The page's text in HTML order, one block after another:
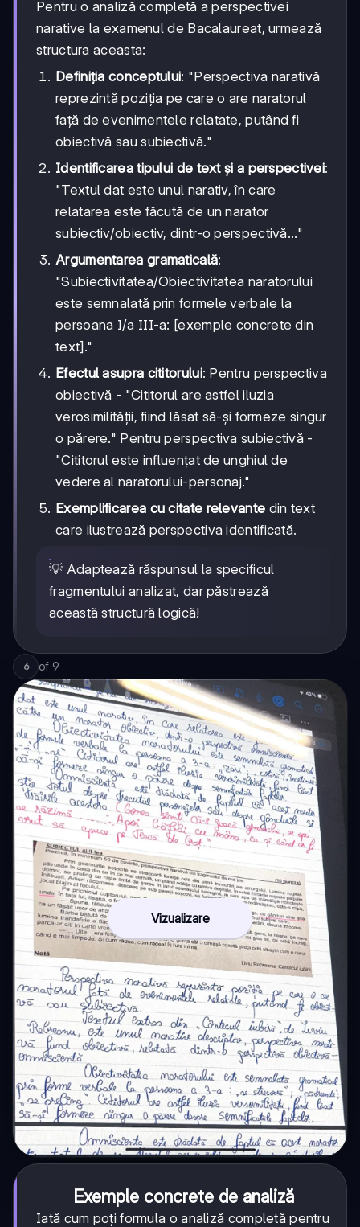
Pentru o analiză completă a perspectivei
narative la examenul de Bacalaureat, urmează
structura aceasta:
Definiția conceptului: "Perspectiva narativă
reprezintă poziția pe care o are naratorul
față de evenimentele relatate, putând fi
obiectivă sau subiectivă."
Identificarea tipului de text și a perspectivei:
"Textul dat este unul narativ, în care
relatarea este făcută de un narator
subiectiv/obiectiv, dintr-o perspectivă..."
Argumentarea gramaticală:
"Subiectivitatea/Obiectivitatea naratorului
este semnalată prin formele verbale la
persoana I/a III-a: [exemple concrete din
text]."
Efectul asupra cititorului: Pentru perspectiva
obiectivă - "Cititorul are astfel iluzia
verosimilității, fiind lăsat să-și formeze singur
o părere." Pentru perspectiva subiectivă -
"Cititorul este influențat de unghiul de
vedere al naratorului-personaj."
Exemplificarea cu citate relevante din text
care ilustrează perspectiva identificată.
💡 Adaptează răspunsul la specificul
fragmentului analizat, dar păstrează
această structură logică!
6 of 9
Vizualizare
Exemple concrete de analiză
Iată cum poți formula o analiză completă pentru